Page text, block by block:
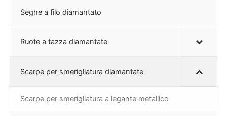
Seghe a filo diamantato
Ruote a tazza diamantate
Scarpe per smerigliatura diamantate
Scarpe per smerigliatura a legante metallico